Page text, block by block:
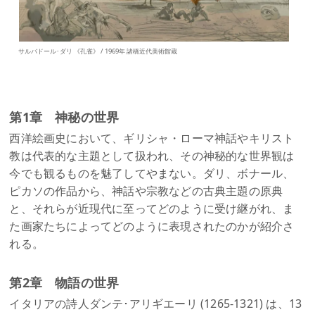
サルバドール･ダリ 《孔雀》 / 1969年 諸橋近代美術館蔵
第1章 神秘の世界
西洋絵画史において、ギリシャ・ローマ神話やキリスト
教は代表的な主題として扱われ、その神秘的な世界観は
今でも観るものを魅了してやまない。ダリ、ボナール、
ピカソの作品から、神話や宗教などの古典主題の原典
と、それらが近現代に至ってどのように受け継がれ、ま
た画家たちによってどのように表現されたのかが紹介さ
れる。
第2章 物語の世界
イタリアの詩人ダンテ･アリギエーリ (1265-1321) は、13